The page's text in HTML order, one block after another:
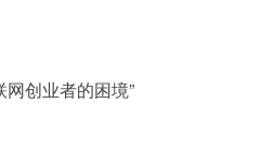
网创业者的困境”